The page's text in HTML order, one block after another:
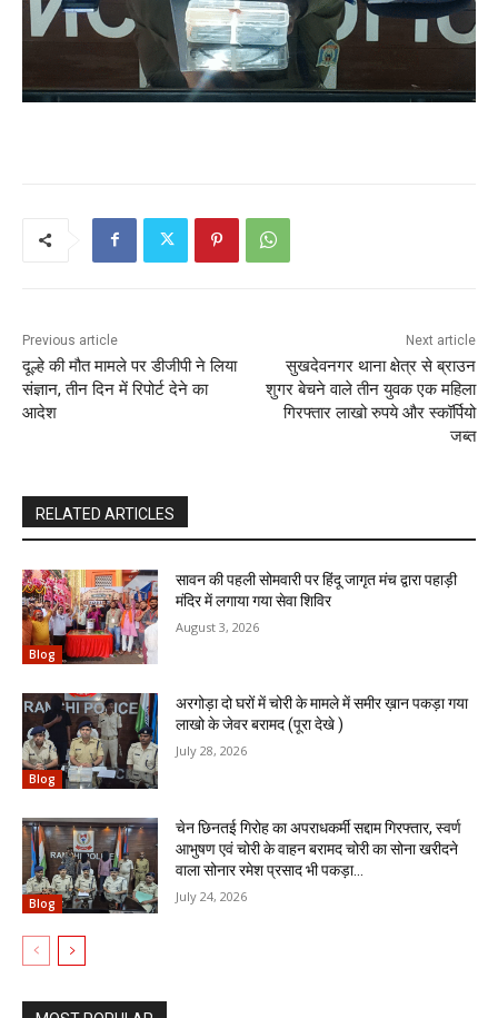
Previous article
दूल्हे की मौत मामले पर डीजीपी ने लिया
संज्ञान, तीन दिन में रिपोर्ट देने का
आदेश
Next article
सुखदेवनगर थाना क्षेत्र से ब्राउन
शुगर बेचने वाले तीन युवक एक महिला
गिरफ्तार लाखो रुपये और स्कॉर्पियो
जब्त
RELATED ARTICLES
Blog
सावन की पहली सोमवारी पर हिंदू जागृत मंच द्वारा पहाड़ी
मंदिर में लगाया गया सेवा शिविर
August 3, 2026
Blog
अरगोड़ा दो घरों में चोरी के मामले में समीर ख़ान पकड़ा गया
लाखो के जेवर बरामद (पूरा देखे )
July 28, 2026
Blog
चेन छिनतई गिरोह का अपराधकर्मी सद्दाम गिरफ्तार, स्वर्ण
आभुषण एवं चोरी के वाहन बरामद चोरी का सोना खरीदने
वाला सोनार रमेश प्रसाद भी पकड़ा...
July 24, 2026